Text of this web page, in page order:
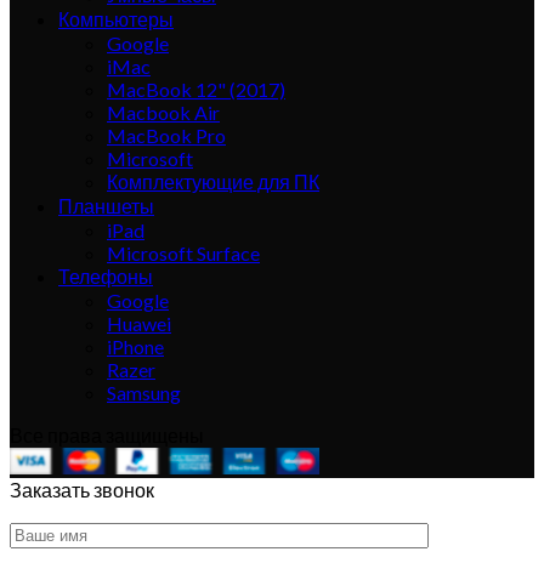
Компьютеры
Google
iMac
MacBook 12" (2017)
Macbook Air
MacBook Pro
Microsoft
Комплектующие для ПК
Планшеты
iPad
Microsoft Surface
Телефоны
Google
Huawei
iPhone
Razer
Samsung
Заказать звонок